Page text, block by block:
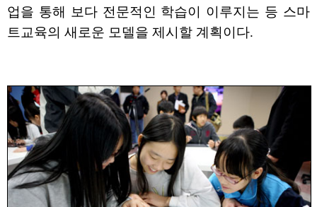
업을 통해 보다 전문적인 학습이 이루지는 등 스마
트교육의 새로운 모델을 제시할 계획이다.